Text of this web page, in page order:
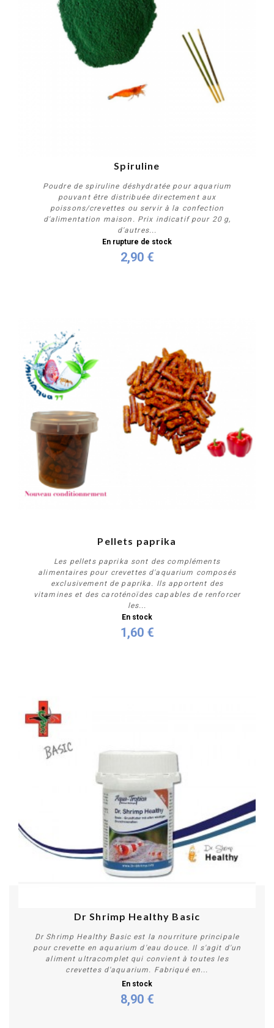
Spiruline
Poudre de spiruline déshydratée pour aquarium
pouvant être distribuée directement aux
poissons/crevettes ou servir à la confection
d'alimentation maison. Prix indicatif pour 20 g,
d'autres...
En rupture de stock
2,90 €
Pellets paprika
Les pellets paprika sont des compléments
alimentaires pour crevettes d'aquarium composés
exclusivement de paprika. Ils apportent des
vitamines et des caroténoïdes capables de renforcer
les...
En stock
1,60 €
Dr Shrimp Healthy Basic
Dr Shrimp Healthy Basic est la nourriture principale
pour crevette en aquarium d'eau douce. Il s'agit d'un
aliment ultracomplet qui convient à toutes les
crevettes d'aquarium. Fabriqué en...
En stock
8,90 €